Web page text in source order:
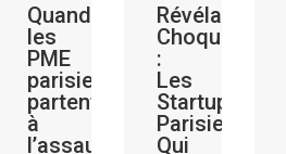
Quand
les
PME
parisiennes
partent
à
l’assaut
Révélations
Choquantes
:
Les
Startups
Parisiennes
Qui